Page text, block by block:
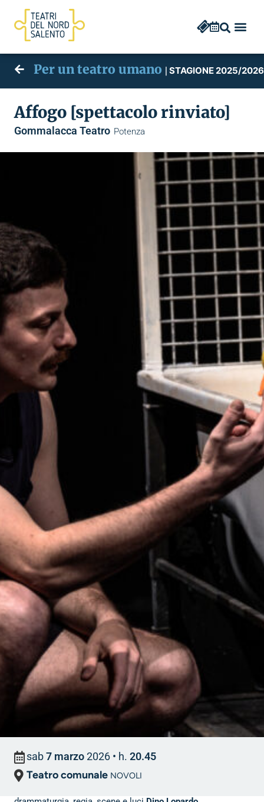
Per un teatro umano | STAGIONE 2025/2026
Affogo [spettacolo rinviato]
Gommalacca Teatro Potenza
sab7 marzo2026 • h. 20.45
Teatro comunale NOVOLI